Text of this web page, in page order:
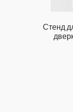
Стенд